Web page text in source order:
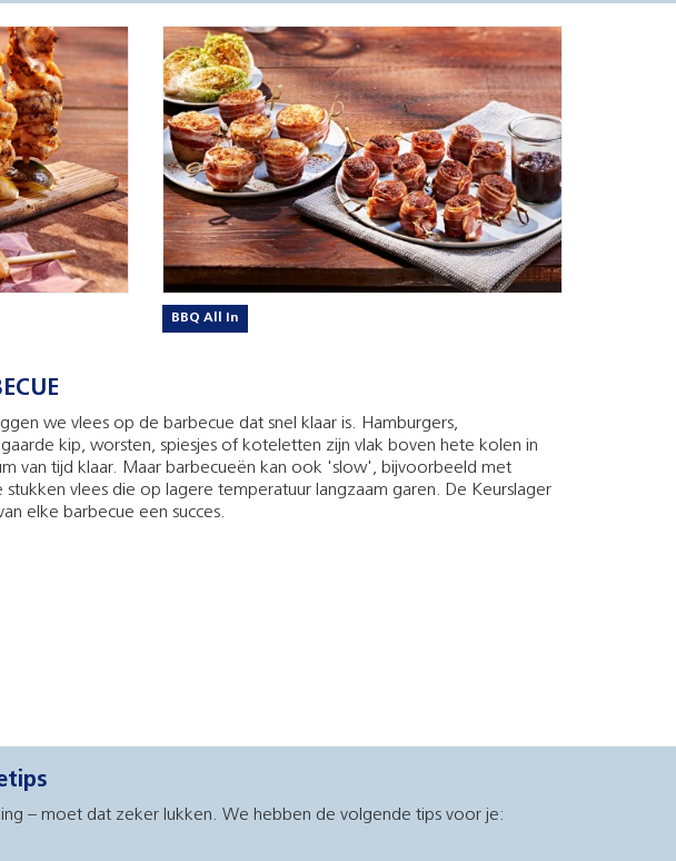
BBQ All In
we vlees op de barbecue dat snel klaar is. Hamburgers,
kip, worsten, spiesjes of koteletten zijn vlak boven hete kolen in
van tijd klaar. Maar barbecueën kan ook 'slow', bijvoorbeeld met
stukken vlees die op lagere temperatuur langzaam garen. De Keurslager
elke barbecue een succes.
– moet dat zeker lukken. We hebben de volgende tips voor je: